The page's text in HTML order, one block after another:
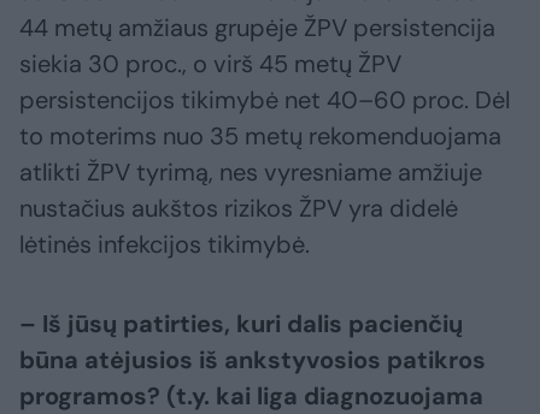
44 metų amžiaus grupėje ŽPV persistencija
siekia 30 proc., o virš 45 metų ŽPV
persistencijos tikimybė net 40–60 proc. Dėl
to moterims nuo 35 metų rekomenduojama
atlikti ŽPV tyrimą, nes vyresniame amžiuje
nustačius aukštos rizikos ŽPV yra didelė
lėtinės infekcijos tikimybė.
– Iš jūsų patirties, kuri dalis pacienčių
būna atėjusios iš ankstyvosios patikros
programos? (t.y. kai liga diagnozuojama